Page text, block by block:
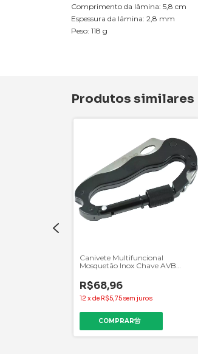
Comprimento da lâmina: 5,8 cm
Espessura da lâmina: 2,8 mm
Peso: 118 g
Produtos similares
Canivete Multifuncional
Mosquetão Inox Chave AVB
R$68,96
12 xde R$5,75sem juros